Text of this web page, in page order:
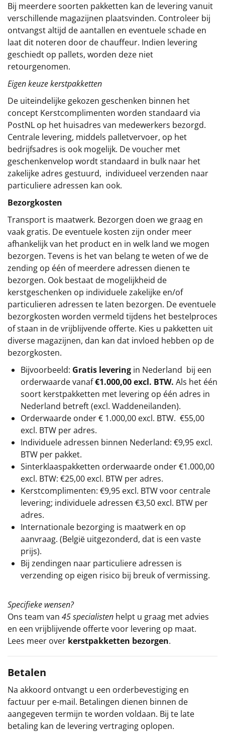
Bij meerdere soorten pakketten kan de levering vanuit
verschillende magazijnen plaatsvinden. Controleer bij
ontvangst altijd de aantallen en eventuele schade en
laat dit noteren door de chauffeur. Indien levering
geschiedt op pallets, worden deze niet
retourgenomen.
Eigen keuze kerstpakketten
De uiteindelijke gekozen geschenken binnen het
concept Kerstcomplimenten worden standaard via
PostNL op het huisadres van medewerkers bezorgd.
Centrale levering, middels palletvervoer, op het
bedrijfsadres is ook mogelijk. De voucher met
geschenkenvelop wordt standaard in bulk naar het
zakelijke adres gestuurd, individueel verzenden naar
particuliere adressen kan ook.
Bezorgkosten
Transport is maatwerk. Bezorgen doen we graag en
vaak gratis. De eventuele kosten zijn onder meer
afhankelijk van het product en in welk land we mogen
bezorgen. Tevens is het van belang te weten of we de
zending op één of meerdere adressen dienen te
bezorgen. Ook bestaat de mogelijkheid de
kerstgeschenken op individuele zakelijke en/of
particulieren adressen te laten bezorgen. De eventuele
bezorgkosten worden vermeld tijdens het bestelproces
of staan in de vrijblijvende offerte. Kies u pakketten uit
diverse magazijnen, dan kan dat invloed hebben op de
bezorgkosten.
Bijvoorbeeld: Gratis levering in Nederland bij een
orderwaarde vanaf€1.000,00 excl. BTW. Als het één
soort kerstpakketten met levering op één adres in
Nederland betreft (excl. Waddeneilanden).
Orderwaarde onder € 1.000,00 excl. BTW. €55,00
excl. BTW per adres.
Individuele adressen binnen Nederland: €9,95 excl.
BTW per pakket.
Sinterklaaspakketten orderwaarde onder €1.000,00
excl. BTW: €25,00 excl. BTW per adres.
Kerstcomplimenten: €9,95 excl. BTW voor centrale
levering; individuele adressen €3,50 excl. BTW per
adres.
Internationale bezorging is maatwerk en op
aanvraag. (België uitgezonderd, dat is een vaste
prijs).
Bij zendingen naar particuliere adressen is
verzending op eigen risico bij breuk of vermissing.
Specifieke wensen?
Ons team van 45 specialisten helpt u graag met advies
en een vrijblijvende offerte voor levering op maat.
Lees meer over kerstpakketten bezorgen.
Betalen
Na akkoord ontvangt u een orderbevestiging en
factuur per e-mail. Betalingen dienen binnen de
aangegeven termijn te worden voldaan. Bij te late
betaling kan de levering vertraging oplopen.